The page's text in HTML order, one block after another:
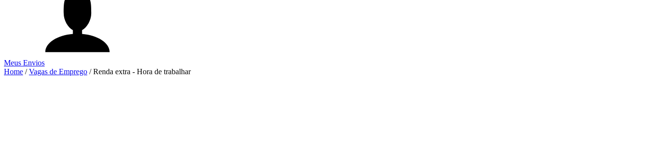
Meus Envios
Home / Vagas de Emprego / Renda extra - Hora de trabalhar